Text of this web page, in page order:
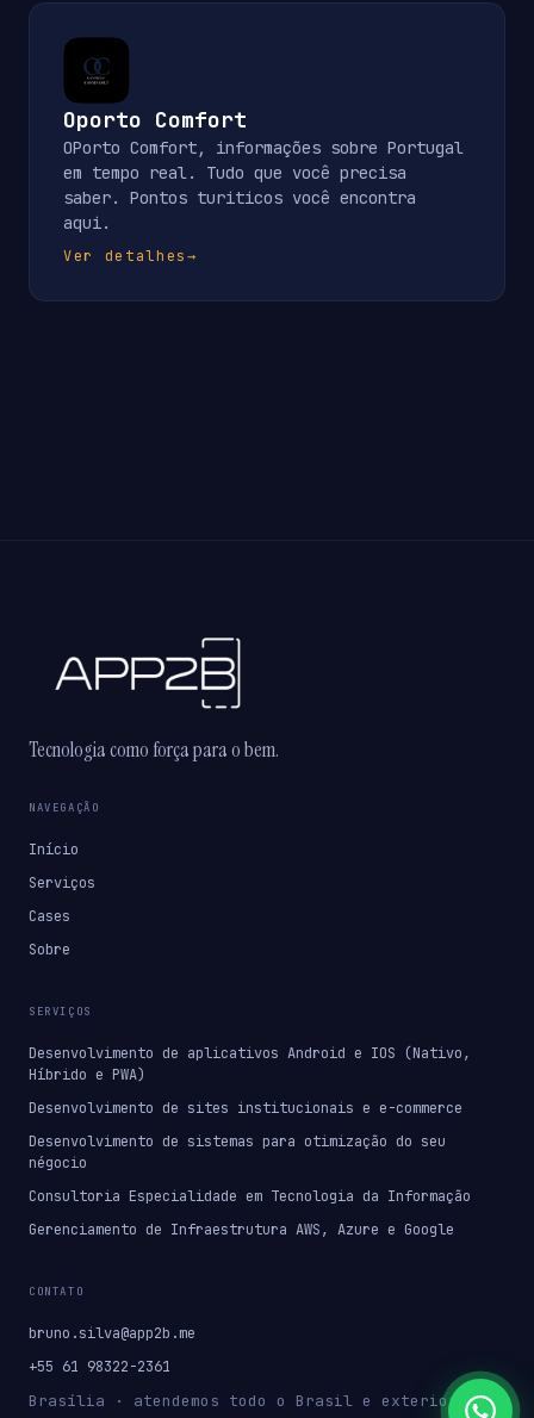
Oporto Comfort
OPorto Comfort, informações sobre Portugal
em tempo real. Tudo que você precisa
saber. Pontos turiticos você encontra
aqui.
Ver detalhes→
Tecnologia como força para o bem.
NAVEGAÇÃO
Início
Serviços
Cases
Sobre
SERVIÇOS
Desenvolvimento de aplicativos Android e IOS (Nativo,
Híbrido e PWA)
Desenvolvimento de sites institucionais e e-commerce
Desenvolvimento de sistemas para otimização do seu
négocio
Consultoria Especialidade em Tecnologia da Informação
Gerenciamento de Infraestrutura AWS, Azure e Google
CONTATO
bruno.silva@app2b.me
+55 61 98322-2361
Brasília · atendemos todo o Brasil e exterior